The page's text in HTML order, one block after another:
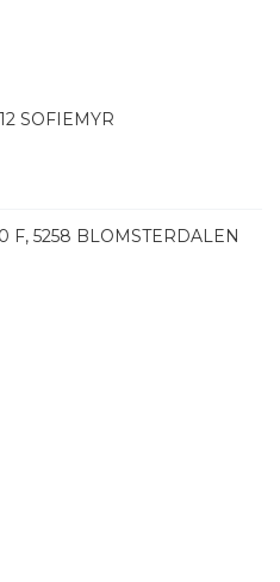
SOFIEMYR
F, 5258 BLOMSTERDALEN